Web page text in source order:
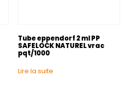
Tube eppendorf 2 ml PP
SAFELOCK NATUREL vrac
pqt/1000
Lire la suite